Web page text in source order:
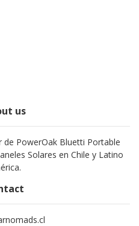
us
PowerOak Bluetti Portable
Solares en Chile y Latino